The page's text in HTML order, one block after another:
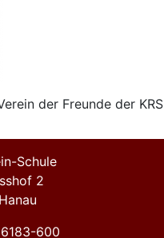
der Freunde der KRS
Schule
2
600